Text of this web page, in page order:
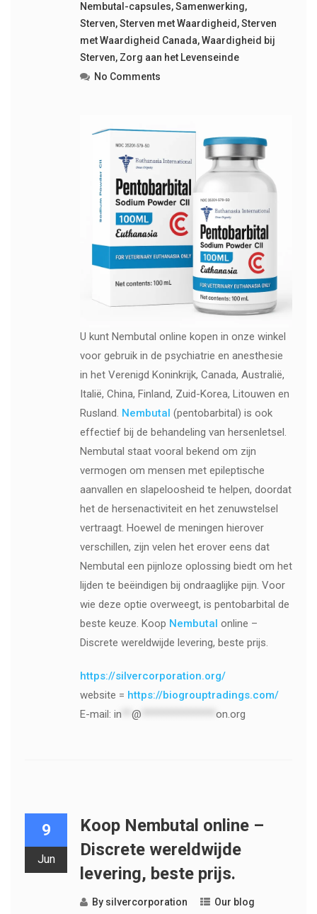
Nembutal-capsules,Samenwerking,
Sterven,Sterven met Waardigheid ,Sterven
met Waardigheid Canada,Waardigheid bij
Sterven, Zorg aan het Levenseinde
No Comments
U kunt Nembutal online kopen in onze winkel
voor gebruik in de psychiatrie en anesthesie
in het Verenigd Koninkrijk, Canada, Australië,
Italië, China, Finland, Zuid-Korea, Litouwen en
Rusland. Nembutal (pentobarbital) is ook
effectief bij de behandeling van hersenletsel.
Nembutal staat vooral bekend om zijn
vermogen om mensen met epileptische
aanvallen en slapeloosheid te helpen, doordat
het de hersenactiviteit en het zenuwstelsel
vertraagt. Hoewel de meningen hierover
verschillen, zijn velen het erover eens dat
Nembutal een pijnloze oplossing biedt om het
lijden te beëindigen bij ondraaglijke pijn. Voor
wie deze optie overweegt, is pentobarbital de
beste keuze. Koop Nembutal online –
Discrete wereldwijde levering, beste prijs.
https://silvercorporation.org/
website = https://biogrouptradings.com/
E-mail: in @ on.org
9
Jun
Koop Nembutal online –
Discrete wereldwijde
levering, beste prijs.
By silvercorporation
Our blog